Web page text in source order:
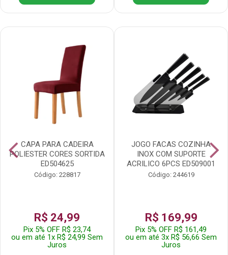
CAPA PARA CADEIRA
POLIESTER CORES SORTIDA
ED504625
Código: 228817
R$ 24,99
Pix 5% OFF R$ 23,74
ou em até 1x R$ 24,99 Sem
Juros
JOGO FACAS COZINHA
INOX COM SUPORTE
ACRILICO 6PCS ED509001
Código: 244619
R$ 169,99
Pix 5% OFF R$ 161,49
ou em até 3x R$ 56,66 Sem
Juros